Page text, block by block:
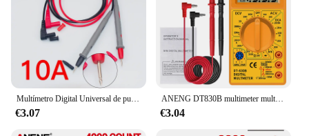
Multímetro Digital Universal de punta fina, sonda de plomo, Cable de pluma, probador de multímetro, 1000V, 10A, 20A, 1 par
€3.07
ANENG DT830B multimeter multimetro tester handheld multímetro voltímetro ammeter multímetros polimetro multifuncional digital mini multímetro profesional electricista tool multímetro inductance ohmmeter voltimetro tool
€3.04